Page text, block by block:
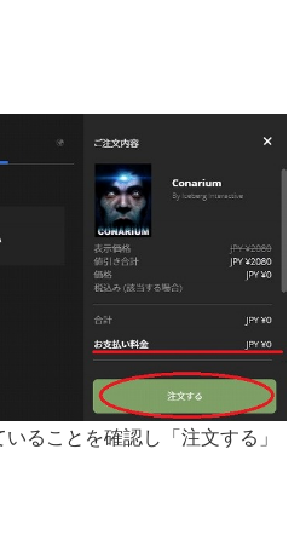
ることを確認し「注文する」